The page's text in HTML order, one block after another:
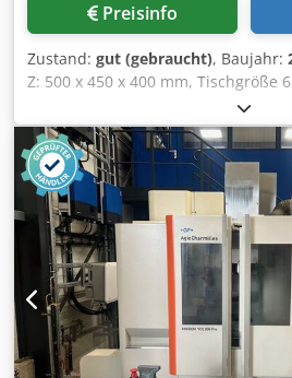
Preisinfo
Zustand: gut (gebraucht), Baujahr:
Z: 500 x 450 x 400 mm, Tischgröße
Tischbelastung 200 kg, B-Achse -5/
(0,001 Grad), Spindeldrehzahl
Spindelaufnahme ISO 40, 30-fach
Siemens 840D Steuerung,
Agxsr